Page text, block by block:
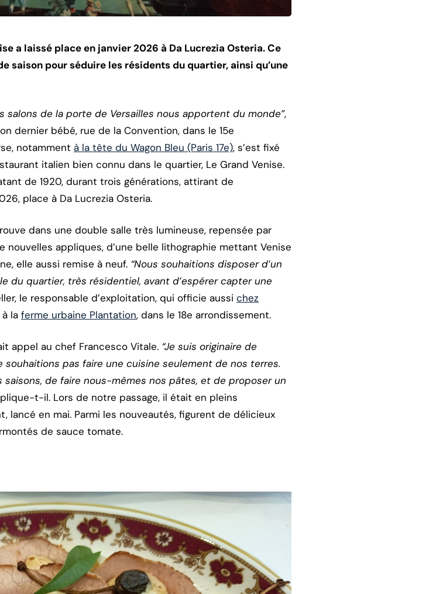
a laissé place en janvier 2026 à Da Lucrezia Osteria. Ce
saison pour séduire les résidents du quartier, ainsi qu’une
salons de la porte de Versailles nous apportent du monde”,
dernier bébé, rue de la Convention, dans le 15e
notamment à la tête du Wagon Bleu (Paris 17e), s’est fixé
italien bien connu dans le quartier, Le Grand Venise.
de 1920, durant trois générations, attirant de
place à Da Lucrezia Osteria.
dans une double salle très lumineuse, repensée par
nouvelles appliques, d’une belle lithographie mettant Venise
elle aussi remise à neuf. “Nous souhaitions disposer d’un
du quartier, très résidentiel, avant d’espérer capter une
le responsable d’exploitation, qui officie aussi chez
la ferme urbaine Plantation, dans le 18e arrondissement.
appel au chef Francesco Vitale. “Je suis originaire de
pas faire une cuisine seulement de nos terres.
de faire nous-mêmes nos pâtes, et de proposer un
t-il. Lors de notre passage, il était en pleins
lancé en mai. Parmi les nouveautés, figurent de délicieux
de sauce tomate.